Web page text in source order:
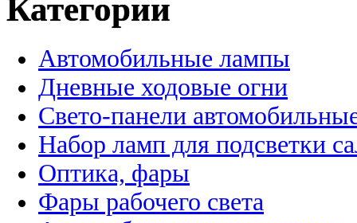
Категории
Автомобильные лампы
Дневные ходовые огни
Свето-панели
Набор ламп для подсветки
Оптика, фары
Фары рабочего света